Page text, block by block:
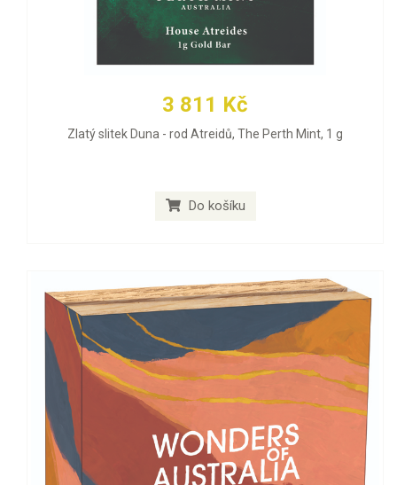
3 811 Kč
Zlatý slitek Duna - rod Atreidů, The Perth Mint, 1 g
Do košíku